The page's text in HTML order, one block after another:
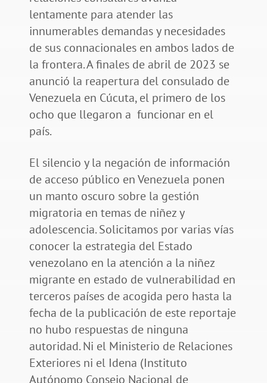
lentamente para atender las
innumerables demandas y necesidades
de sus connacionales en ambos lados de
la frontera. A finales de abril de 2023 se
anunció la reapertura del consulado de
Venezuela en Cúcuta, el primero de los
ocho que llegaron a funcionar en el
país.
El silencio y la negación de información
de acceso público en Venezuela ponen
un manto oscuro sobre la gestión
migratoria en temas de niñez y
adolescencia. Solicitamos por varias vías
conocer la estrategia del Estado
venezolano en la atención a la niñez
migrante en estado de vulnerabilidad en
terceros países de acogida pero hasta la
fecha de la publicación de este reportaje
no hubo respuestas de ninguna
autoridad. Ni el Ministerio de Relaciones
Exteriores ni el Idena (Instituto
Autónomo Consejo Nacional de